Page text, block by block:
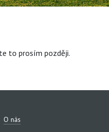
to prosím později.
O nás